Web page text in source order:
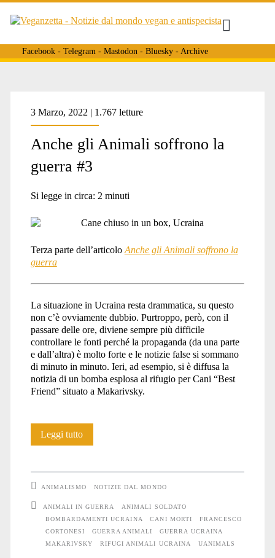
Facebook- Telegram- Mastodon- Bluesky- Archive
Tag:
<span>cani
morti</span>
3 Marzo, 2022 | 1.767 letture
Anche gli Animali soffrono la
guerra #3
Si legge in circa: 2 minuti
Terza parte dell’articolo Anche gli Animali soffrono la
guerra
La situazione in Ucraina resta drammatica, su questo
non c’è ovviamente dubbio. Purtroppo, però, con il
passare delle ore, diviene sempre più difficile
controllare le fonti perché la propaganda (da una parte
e dall’altra) è molto forte e le notizie false si sommano
di minuto in minuto. Ieri, ad esempio, si è diffusa la
notizia di un bomba esplosa al rifugio per Cani “Best
Friend” situato a Makarivsky.
Leggi tuttoAnche
la
guerra
ANIMALISMO NOTIZIE DAL MONDO
ANIMALI IN GUERRA
ANIMALI SOLDATO
BOMBARDAMENTI UCRAINA
CANI MORTI
FRANCESCO
CORTONESI
GUERRA ANIMALI
GUERRA UCRAINA
MAKARIVSKY
RIFUGI ANIMALI UCRAINA UANIMALS